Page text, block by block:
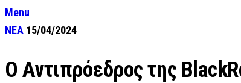
Menu
ΝΕΑ 15/04/2024
Ο Αντιπρόεδρος της